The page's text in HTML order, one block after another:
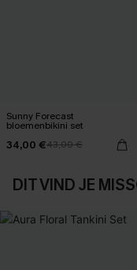
Sunny Forecast
bloemenbikini set
34,00 €43,00 €
DIT VIND JE